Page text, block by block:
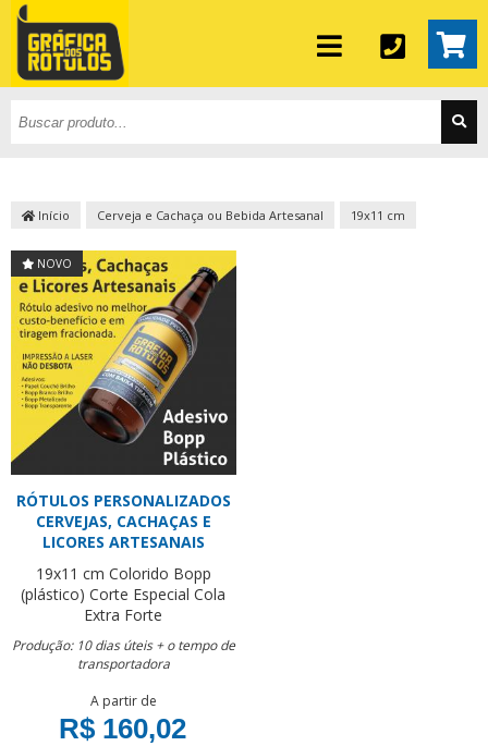
Início Cerveja e Cachaça ou Bebida Artesanal 19x11 cm
NOVO
RÓTULOS PERSONALIZADOS
CERVEJAS, CACHAÇAS E
LICORES ARTESANAIS
19x11 cm Colorido Bopp
(plástico) Corte Especial Cola
Extra Forte
Produção: 10 dias úteis + o tempo de
transportadora
A partir de
R$ 160,02